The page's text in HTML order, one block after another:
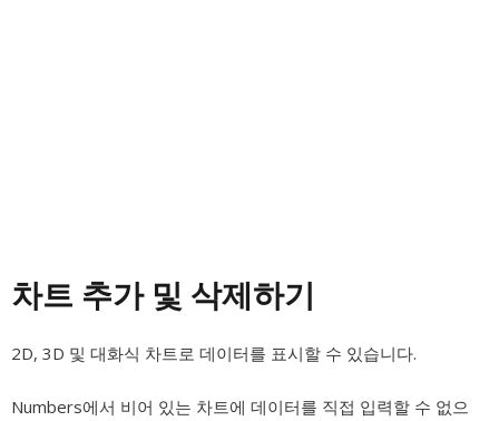
차트 추가 및 삭제하기
2D, 3D 및 대화식 차트로 데이터를 표시할 수 있습니다.
Numbers에서 비어 있는 차트에 데이터를 직접 입력할 수 없으